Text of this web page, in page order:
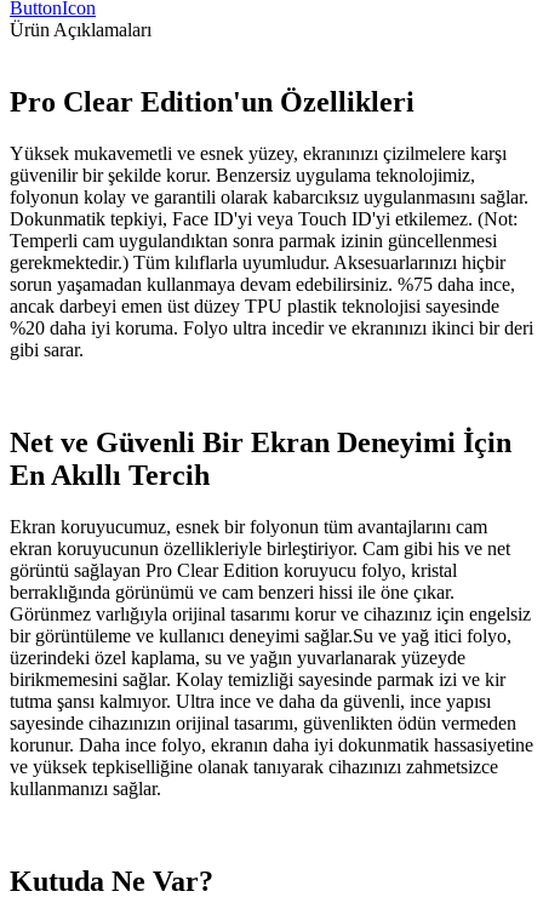
ButtonIcon
Ürün Açıklamaları
Pro Clear Edition'un Özellikleri
Yüksek mukavemetli ve esnek yüzey, ekranınızı çizilmelere karşı
güvenilir bir şekilde korur. Benzersiz uygulama teknolojimiz,
folyonun kolay ve garantili olarak kabarcıksız uygulanmasını sağlar.
Dokunmatik tepkiyi, Face ID'yi veya Touch ID'yi etkilemez. (Not:
Temperli cam uygulandıktan sonra parmak izinin güncellenmesi
gerekmektedir.) Tüm kılıflarla uyumludur. Aksesuarlarınızı hiçbir
sorun yaşamadan kullanmaya devam edebilirsiniz. %75 daha ince,
ancak darbeyi emen üst düzey TPU plastik teknolojisi sayesinde
%20 daha iyi koruma. Folyo ultra incedir ve ekranınızı ikinci bir deri
gibi sarar.
Net ve Güvenli Bir Ekran Deneyimi İçin
En Akıllı Tercih
Ekran koruyucumuz, esnek bir folyonun tüm avantajlarını cam
ekran koruyucunun özellikleriyle birleştiriyor. Cam gibi his ve net
görüntü sağlayan Pro Clear Edition koruyucu folyo, kristal
berraklığında görünümü ve cam benzeri hissi ile öne çıkar.
Görünmez varlığıyla orijinal tasarımı korur ve cihazınız için engelsiz
bir görüntüleme ve kullanıcı deneyimi sağlar.Su ve yağ itici folyo,
üzerindeki özel kaplama, su ve yağın yuvarlanarak yüzeyde
birikmemesini sağlar. Kolay temizliği sayesinde parmak izi ve kir
tutma şansı kalmıyor. Ultra ince ve daha da güvenli, ince yapısı
sayesinde cihazınızın orijinal tasarımı, güvenlikten ödün vermeden
korunur. Daha ince folyo, ekranın daha iyi dokunmatik hassasiyetine
ve yüksek tepkiselliğine olanak tanıyarak cihazınızı zahmetsizce
kullanmanızı sağlar.
Kutuda Ne Var?